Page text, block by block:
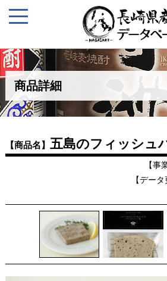
商品詳細
【商品名】 五島のフィッシュ
【事
【デー